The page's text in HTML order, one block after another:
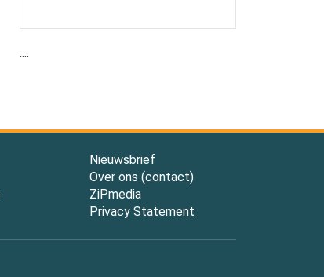
....
Nieuwsbrief
Over ons (contact)
ZiPmedia
Privacy Statement